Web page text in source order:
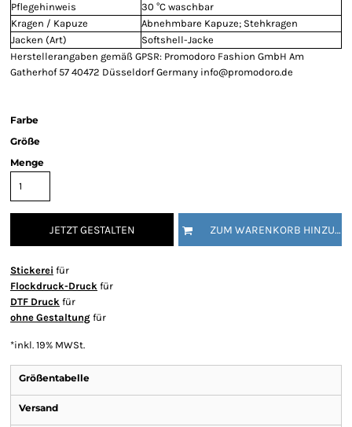
Pflegehinweis
30 °C waschbar
Kragen / Kapuze
Abnehmbare Kapuze; Stehkragen
Jacken (Art)
Softshell-Jacke
Herstellerangaben gemäß GPSR: Promodoro Fashion GmbH Am
Gatherhof 57 40472 Düsseldorf Germany info@promodoro.de
Farbe
Größe
Menge
JETZT GESTALTEN ZUM WARENKORB HINZUFÜGEN
Stickerei für
Flockdruck-Druck für
DTF Druck für
ohne Gestaltung für
*inkl. 19% MWSt.
Größentabelle
Versand